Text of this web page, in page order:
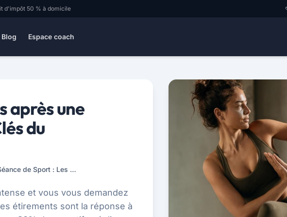
d'impôt 50 % à domicile
Blog Espace coach
après une
du
Maîtriser les Étirements après une Séance de Sport : Les Clés du Rétablissement
et vous vous demandez
étirements sont la réponse à